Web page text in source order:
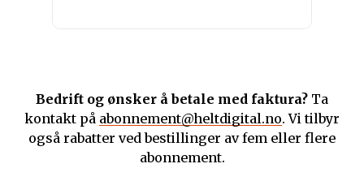
Bedrift og ønsker å betale med faktura? Ta
kontakt på abonnement@heltdigital.no. Vi tilbyr
også rabatter ved bestillinger av fem eller flere
abonnement.